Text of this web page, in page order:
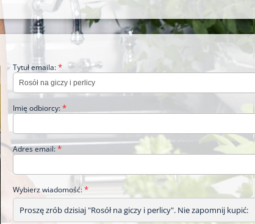
Tytuł emaila:*
Imię odbiorcy:*
Adres email:*
Wybierz wiadomość:*
Proszę zrób dzisiaj "Rosół na giczy i perlicy". Nie zapomnij kupić: